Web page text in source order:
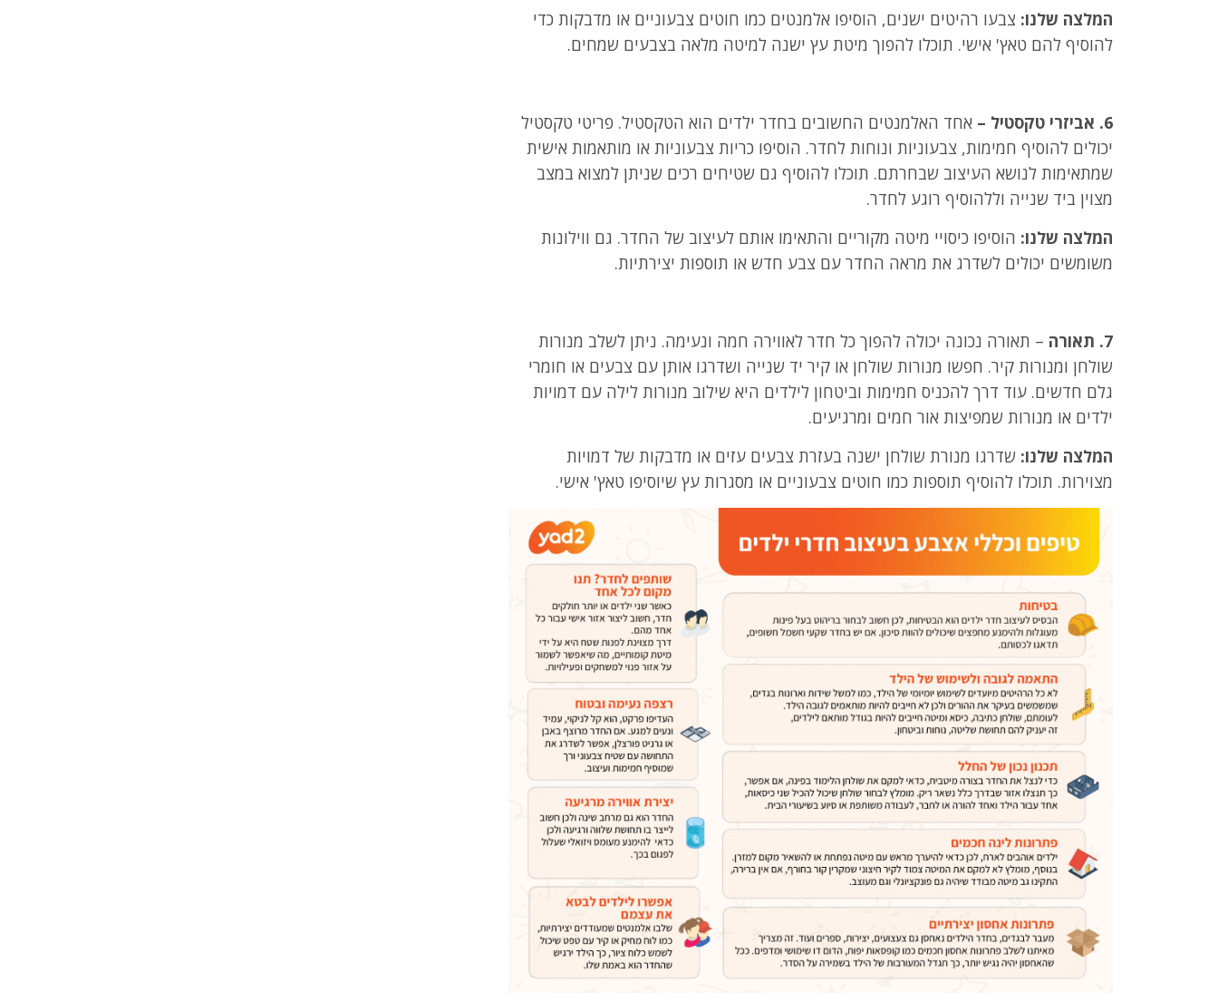
המלצה שלנו: צבעו רהיטים ישנים, הוסיפו אלמנטים כמו חוטים צבעוניים או מדבקות כדי
להוסיף להם טאץ' אישי. תוכלו להפוך מיטת עץ ישנה למיטה מלאה בצבעים שמחים.
6. אביזרי טקסטיל –
אחד האלמנטים החשובים בחדר ילדים הוא הטקסטיל. פריטי טקסטיל
יכולים להוסיף חמימות, צבעוניות ונוחות לחדר. הוסיפו כריות צבעוניות או מותאמות אישית
שמתאימות לנושא העיצוב שבחרתם. תוכלו להוסיף גם שטיחים רכים שניתן למצוא במצב
מצוין ביד שנייה וללהוסיף רוגע לחדר.
המלצה שלנו: הוסיפו כיסויי מיטה מקוריים והתאימו אותם לעיצוב של החדר. גם ווילונות
משומשים יכולים לשדרג את מראה החדר עם צבע חדש או תוספות יצירתיות.
7. תאורה
– תאורה נכונה יכולה להפוך כל חדר לאווירה חמה ונעימה. ניתן לשלב מנורות
שולחן ומנורות קיר. חפשו מנורות שולחן או קיר יד שנייה ושדרגו אותן עם צבעים או חומרי
גלם חדשים. עוד דרך להכניס חמימות וביטחון לילדים היא שילוב מנורות לילה עם דמויות
ילדים או מנורות שמפיצות אור חמים ומרגיעים.
המלצה שלנו: שדרגו מנורת שולחן ישנה בעזרת צבעים עזים או מדבקות של דמויות
מצוירות. תוכלו להוסיף תוספות כמו חוטים צבעוניים או מסגרות עץ שיוסיפו טאץ' אישי.